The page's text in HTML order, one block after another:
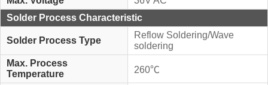
Solder Process Characteristic
Solder Process Type
Reflow Soldering/Wave
soldering
Max. Process
Temperature
260℃